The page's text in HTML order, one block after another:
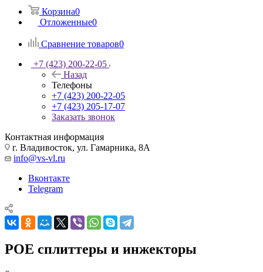
Корзина0
Отложенные0
Сравнение товаров0
+7 (423) 200-22-05
Назад
Телефоны
+7 (423) 200-22-05
+7 (423) 205-17-07
Заказать звонок
Контактная информация
г. Владивосток, ул. Гамарника, 8А
info@vs-vl.ru
Вконтакте
Telegram
POE сплиттеры и инжекторы